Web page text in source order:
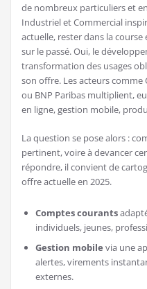
de nombreux particuliers et
Industriel et Commercial
actuelle, rester dans la course
sur le passé. Oui, le
transformation des usages
son offre. Les acteurs comme
ou BNP Paribas multiplient,
en ligne, gestion mobile,
La question se pose alors :
pertinent, voire à devancer
répondre, il convient de
offre actuelle en 2025.
Comptes courants
individuels, jeunes,
Gestion mobile via une
alertes, virements
externes.